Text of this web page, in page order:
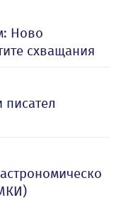
Ново
схващания